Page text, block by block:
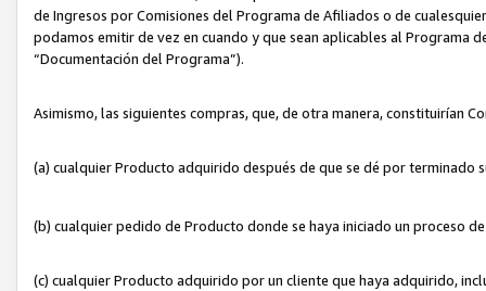
de Ingresos por Comisiones del Programa de Afiliados o de
podamos emitir de vez en cuando y que sean aplicables al Programa
“Documentación del Programa”).
Asimismo, las siguientes compras, que, de otra manera, constituirían
(a) cualquier Producto adquirido después de que se dé por terminado
(b) cualquier pedido de Producto donde se haya iniciado un proceso
(c) cualquier Producto adquirido por un cliente que haya adquirido,